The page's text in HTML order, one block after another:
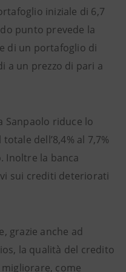
iniziale di 6,7
punto prevede la
di un portafoglio di
a un prezzo di pari a
Sanpaolo riduce lo
dell’8,4% al 7,7%
Inoltre la banca
sui crediti deteriorati
grazie anche ad
la qualità del credito
come